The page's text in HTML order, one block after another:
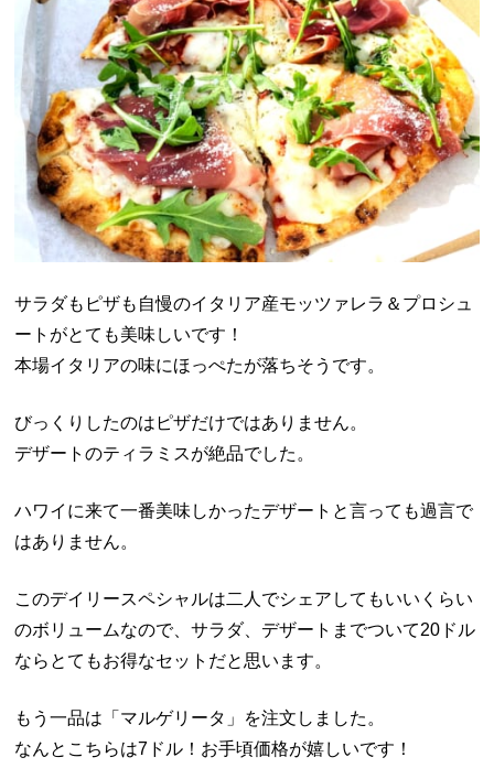
サラダもピザも自慢のイタリア産モッツァレラ＆プロシュ
ートがとても美味しいです！
本場イタリアの味にほっぺたが落ちそうです。
びっくりしたのはピザだけではありません。
デザートのティラミスが絶品でした。
ハワイに来て一番美味しかったデザートと言っても過言で
はありません。
このデイリースペシャルは二人でシェアしてもいいくらい
のボリュームなので、サラダ、デザートまでついて20ドル
ならとてもお得なセットだと思います。
もう一品は「マルゲリータ」を注文しました。
なんとこちらは7ドル！お手頃価格が嬉しいです！